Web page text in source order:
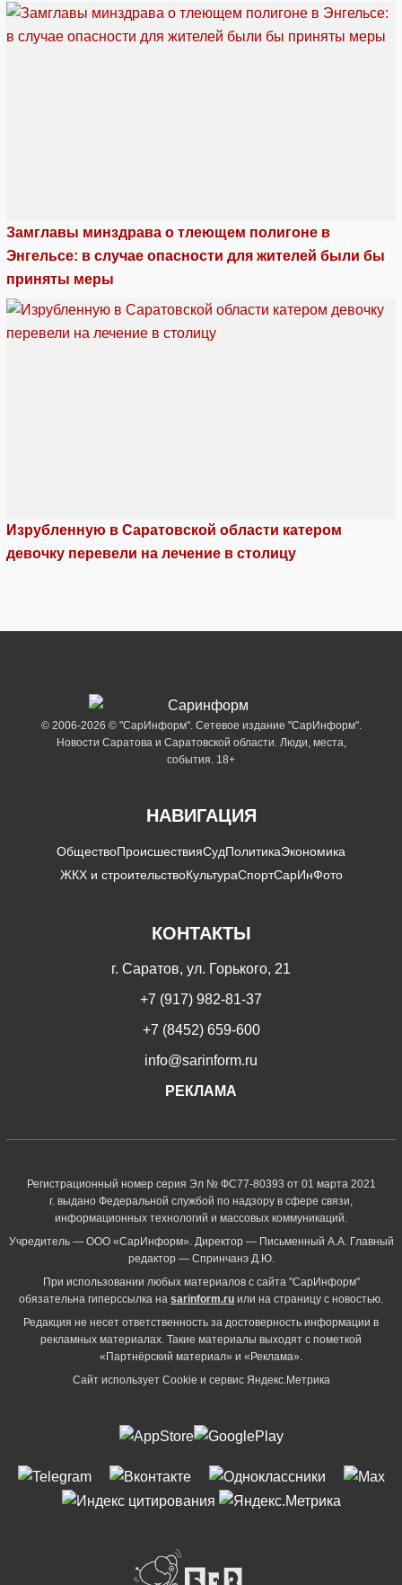
Замглавы минздрава о тлеющем полигоне в
Энгельсе: в случае опасности для жителей были бы
приняты меры
Изрубленную в Саратовской области катером
девочку перевели на лечение в столицу
© 2006-2026 © "СарИнформ". Сетевое издание "СарИнформ".
Новости Саратова и Саратовской области. Люди, места,
события. 18+
НАВИГАЦИЯ
ОбществоПроисшествияСудПолитикаЭкономика
ЖКХ и строительствоКультураСпортСарИнФото
КОНТАКТЫ
г. Саратов, ул. Горького, 21
+7 (917) 982-81-37
+7 (8452) 659-600
info@sarinform.ru
РЕКЛАМА
Регистрационный номер серия Эл № ФС77-80393 от 01 марта 2021
г. выдано Федеральной службой по надзору в сфере связи,
информационных технологий и массовых коммуникаций.
Учредитель — ООО «СарИнформ». Директор — Письменный А.А. Главный
редактор — Спринчанэ Д.Ю.
При использовании любых материалов с сайта "СарИнформ"
обязательна гиперссылка на sarinform.ru или на страницу с новостью.
Редакция не несет ответственность за достоверность информации в
рекламных материалах. Такие материалы выходят с пометкой
«Партнёрский материал» и «Реклама».
Сайт использует Cookie и сервиc Яндекс.Метрика